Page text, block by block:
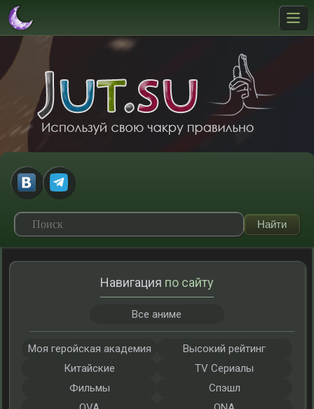
Навигация по сайту
Все аниме
Моя геройская академия
Высокий рейтинг
Китайские
TV Сериалы
Фильмы
Спэшл